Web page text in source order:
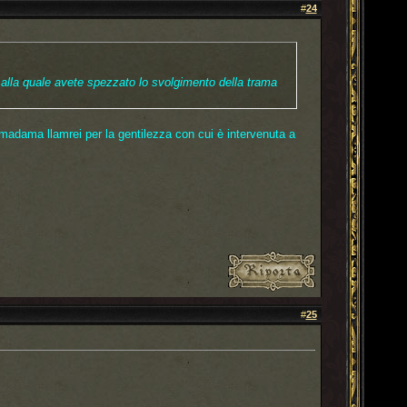
#24
quale avete spezzato lo svolgimento della trama
llamrei per la gentilezza con cui è intervenuta a
#25